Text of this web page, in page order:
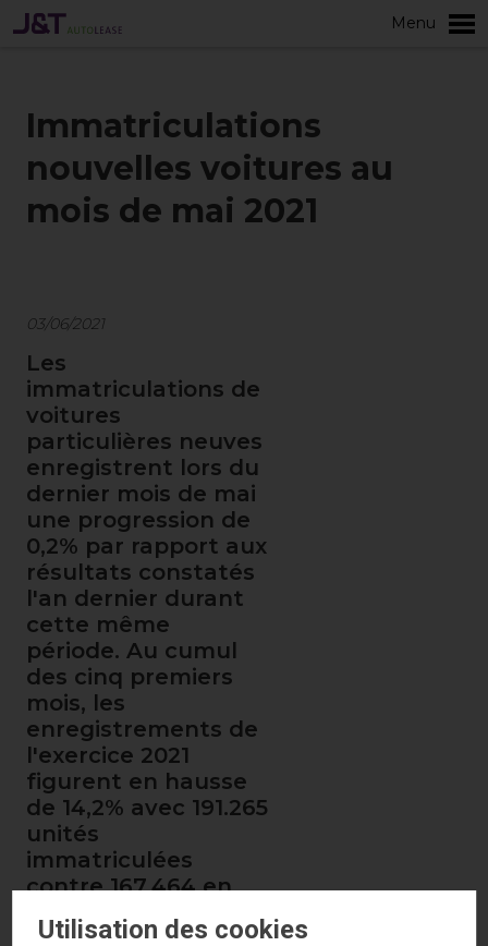
Menu
Immatriculations
nouvelles voitures au
mois de mai 2021
03/06/2021
Les
immatriculations de
voitures
particulières neuves
enregistrent lors du
dernier mois de mai
une progression de
0,2% par rapport aux
résultats constatés
l'an dernier durant
cette même
période. Au cumul
des cinq premiers
mois, les
enregistrements de
l'exercice 2021
figurent en hausse
de 14,2% avec 191.265
unités
immatriculées
contre 167.464 en
2020.
Utilisation des cookies